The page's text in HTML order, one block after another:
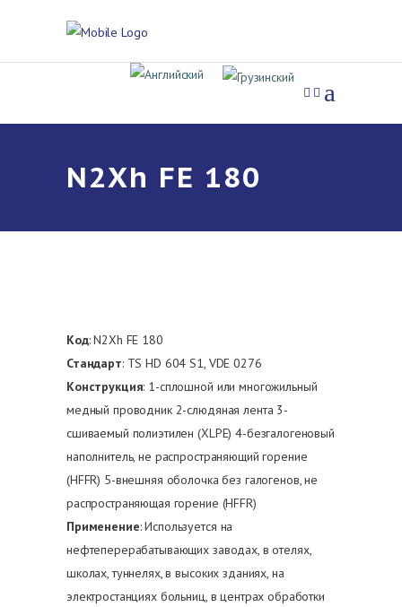
N2Xh FE 180
Код: N2Xh FE 180
Стандарт: TS HD 604 S1, VDE 0276
Конструкция: 1-сплошной или многожильный
медный проводник 2-слюдяная лента 3-
сшиваемый полиэтилен (XLPE) 4-безгалогеновый
наполнитель, не распространяющий горение
(HFFR) 5-внешняя оболочка без галогенов, не
распространяющая горение (HFFR)
Применение: Используется на
нефтеперерабатывающих заводах, в отелях,
школах, туннелях, в высоких зданиях, на
электростанциях больниц, в центрах обработки